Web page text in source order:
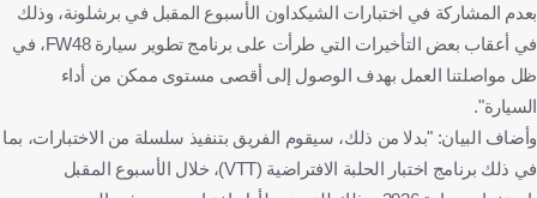
بعدم المشاركة في اختبارات الشيكداون الأسبوع المقبل في برشلونة، وذلك
في أعقاب بعض التأخيرات التي طرأت على برنامج تطوير سيارة FW48، في
ظل مواصلتنا العمل بهدف الوصول إلى أقصى مستوى ممكن من أداء
السيارة".
وأضاف البيان: "بدلا من ذلك، سيقوم الفريق بتنفيذ سلسلة من الاختبارات، بما
في ذلك برنامج اختبار الحلبة الافتراضية (VTT)، خلال الأسبوع المقبل